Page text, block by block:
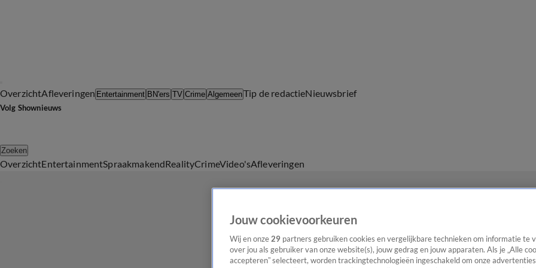
OverzichtAfleveringen Entertainment BN'ers TV Crime AlgemeenTip de redactieNieuwsbrief
Volg Shownieuws
Zoeken
OverzichtEntertainmentSpraakmakendRealityCrimeVideo'sAfleveringen
Jouw cookievoorkeuren
Wij en onze 29 partners gebruiken cookies en vergelijkbare technieken om informatie te
over jou als gebruiker van onze website(s), jouw gedrag en jouw apparaten. Als je „Alle
accepteren” selecteert, worden trackingtechnologieën ingeschakeld om onze